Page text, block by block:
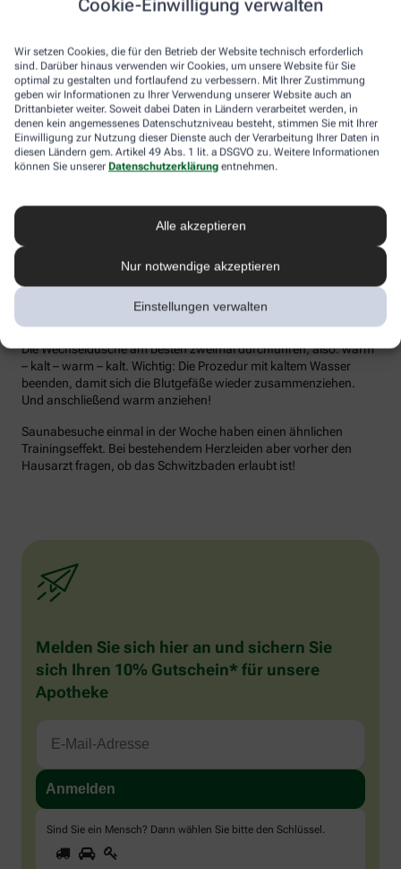
Cookie-Einwilligung verwalten
Wir setzen Cookies, die für den Betrieb der Website technisch erforderlich
sind. Darüber hinaus verwenden wir Cookies, um unsere Website für Sie
optimal zu gestalten und fortlaufend zu verbessern. Mit Ihrer Zustimmung
geben wir Informationen zu Ihrer Verwendung unserer Website auch an
Drittanbieter weiter. Soweit dabei Daten in Ländern verarbeitet werden, in
denen kein angemessenes Datenschutzniveau besteht, stimmen Sie mit Ihrer
Einwilligung zur Nutzung dieser Dienste auch der Verarbeitung Ihrer Daten in
diesen Ländern gem. Artikel 49 Abs. 1 lit. a DSGVO zu. Weitere Informationen
können Sie unserer Datenschutzerklärung entnehmen.
Alle akzeptieren
Nur notwendige akzeptieren
Einstellungen verwalten
die Lymphe in die Lymphknoten transportiert werden, wo sich die
Wer bei Schmuddelwetter nicht vor die Tür mag, kann sein
Immunsystem mit kalt-warmen Wechselduschen auf Trab
bringen und die Anfälligkeit für Erkältungsinfekte senken. Der
Kältereiz kurbelt die Durchblutung an und bringt den Kreislauf in
Schwung, je regelmäßiger wir ihm ausgesetzt sind, desto
unempfindlicher reagiert der Körper in der kalten Jahreszeit auf
die großen Temperaturunterschiede.
Dusche. Anschließend die Wassertemperatur auf kühl bis kalt
stellen und den Wasserstrahl vom rechten Fuß entlang bis zur
Hüfte führen und auf der Innenseite des Oberschenkels wieder
Dann sind die Arme dran: Auch hier geht’s wieder von unten nach
oben, beginnend am rechten Handrücken bis zur Schulter und
von der Achsel am Innenarm wieder bis zur Handfläche zurück.
Die Wechseldusche am besten zweimal durchführen, also: warm
– kalt – warm – kalt. Wichtig: Die Prozedur mit kaltem Wasser
beenden, damit sich die Blutgefäße wieder zusammenziehen.
Und anschließend warm anziehen!
Saunabesuche einmal in der Woche haben einen ähnlichen
Trainingseffekt. Bei bestehendem Herzleiden aber vorher den
Hausarzt fragen, ob das Schwitzbaden erlaubt ist!
Melden Sie sich hier an und sichern Sie
sich Ihren 10% Gutschein* für unsere
Apotheke
Sind Sie ein Mensch? Dann wählen Sie bitte den Schlüssel .
Sind
Sie
1 2